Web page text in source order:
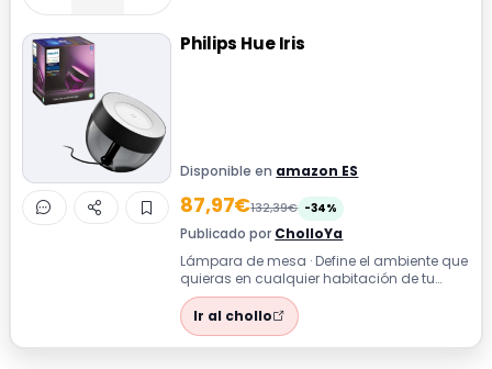
Philips Hue Iris
Disponible en amazon ES
87,97€132,39€ -34%
Publicado por CholloYa
Lámpara de mesa · Define el ambiente que
quieras en cualquier habitación de tu
hogar con la elegante lámpara Philips ...
Ir al chollo